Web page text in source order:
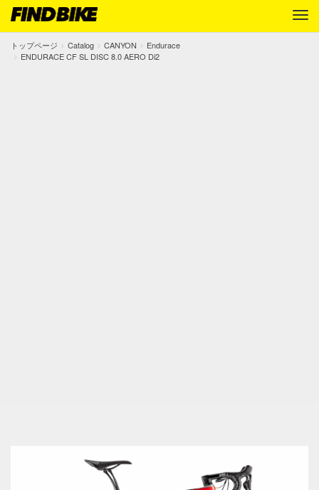
トップページ Catalog CANYON
Endurace
ENDURACE CF SL DISC 8.0 AERO Di2